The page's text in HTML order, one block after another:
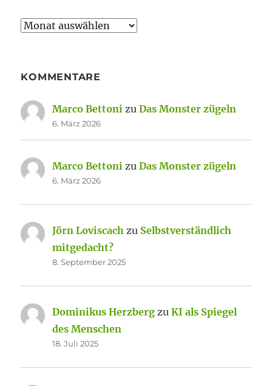
Archiv
KOMMENTARE
Marco Bettoni zuDas Monster zügeln
6. März 2026
Marco Bettoni zuDas Monster zügeln
6. März 2026
Jörn Loviscach zu Selbstverständlich
mitgedacht?
8. September 2025
Dominikus Herzberg zuKI als Spiegel
des Menschen
18. Juli 2025